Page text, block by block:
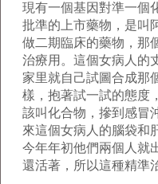
現有一個基因對準一個
批準的上市藥物，是叫
做二期臨床的藥物，那
治療用。這個女病人的
家里就自己試圖合成那
樣，抱著試一試的態度
該叫化合物，摻到感冒
來這個女病人的腦袋和
今年年初他們兩個人就
還活著，所以這種精準